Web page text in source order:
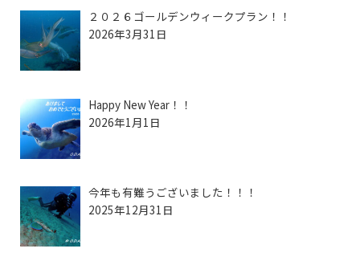
２０２６ゴールデンウィークプラン！！
2026年3月31日
Happy New Year！！
2026年1月1日
今年も有難うございました！！！
2025年12月31日